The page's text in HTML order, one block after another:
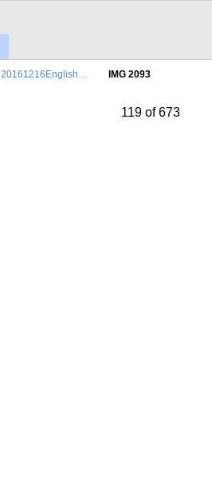
20161216English… IMG 2093
119 of 673